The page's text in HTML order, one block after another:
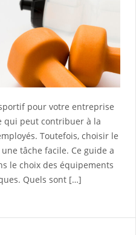
pour votre entreprise
qui peut contribuer à la
Toutefois, choisir le
tâche facile. Ce guide a
le choix des équipements
Quels sont […]